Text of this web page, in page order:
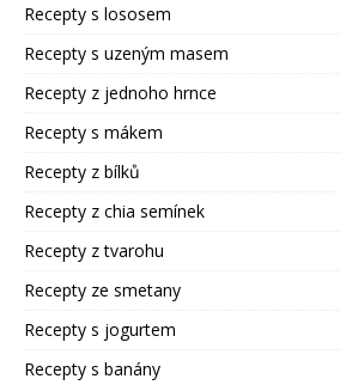
Recepty s lososem
Recepty s uzeným masem
Recepty z jednoho hrnce
Recepty s mákem
Recepty z bílků
Recepty z chia semínek
Recepty z tvarohu
Recepty ze smetany
Recepty s jogurtem
Recepty s banány